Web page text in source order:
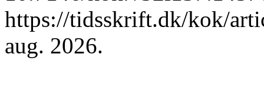
https://tidsskrift.dk/kok/
aug. 2026.